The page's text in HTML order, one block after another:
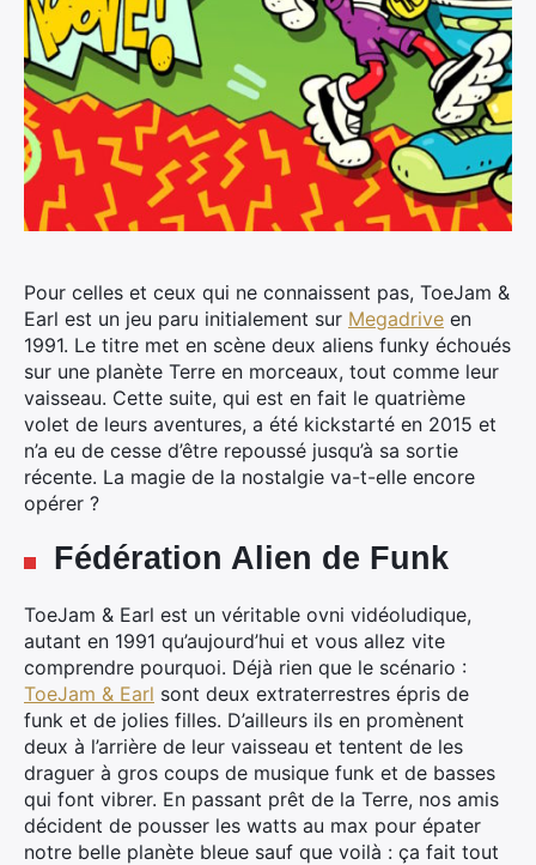
Pour celles et ceux qui ne connaissent pas, ToeJam &
Earl est un jeu paru initialement sur Megadrive en
1991. Le titre met en scène deux aliens funky échoués
sur une planète Terre en morceaux, tout comme leur
vaisseau. Cette suite, qui est en fait le quatrième
volet de leurs aventures, a été kickstarté en 2015 et
n’a eu de cesse d’être repoussé jusqu’à sa sortie
récente. La magie de la nostalgie va-t-elle encore
opérer ?
Fédération Alien de Funk
ToeJam & Earl est un véritable ovni vidéoludique,
autant en 1991 qu’aujourd’hui et vous allez vite
comprendre pourquoi. Déjà rien que le scénario :
ToeJam & Earl sont deux extraterrestres épris de
funk et de jolies filles. D’ailleurs ils en promènent
deux à l’arrière de leur vaisseau et tentent de les
draguer à gros coups de musique funk et de basses
qui font vibrer. En passant prêt de la Terre, nos amis
décident de pousser les watts au max pour épater
notre belle planète bleue sauf que voilà : ça fait tout